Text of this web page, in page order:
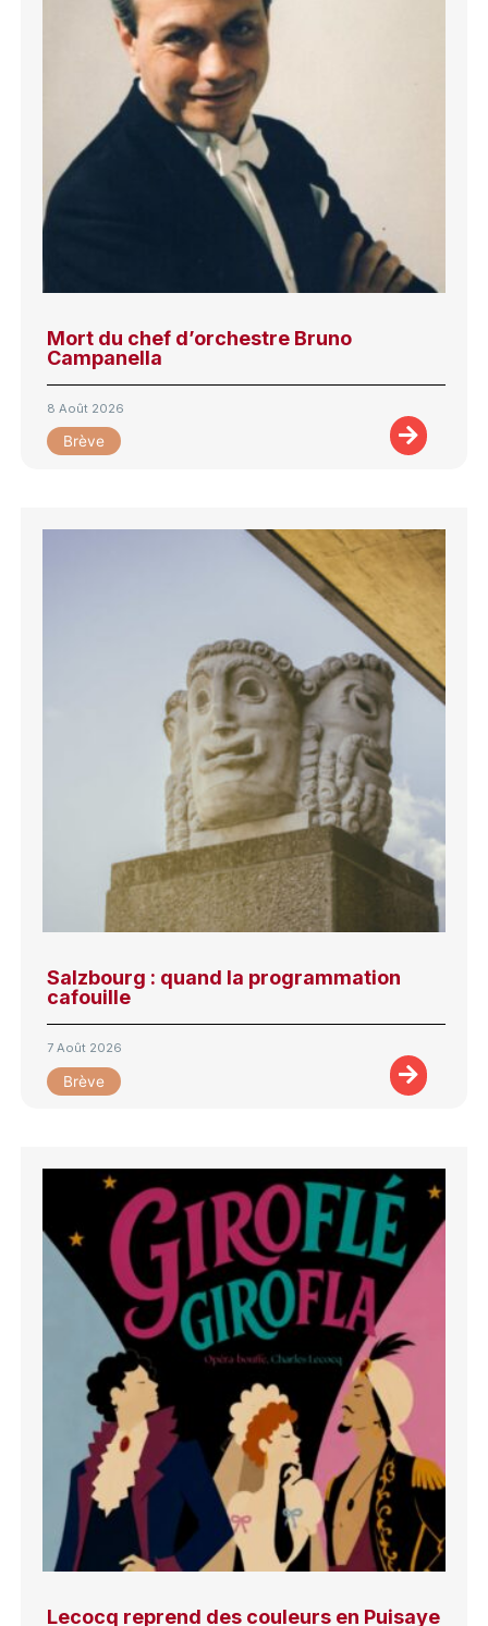
Mort du chef d’orchestre Bruno
Campanella
8 Août 2026
Brève
Salzbourg : quand la programmation
cafouille
7 Août 2026
Brève
Lecocq reprend des couleurs en Puisaye